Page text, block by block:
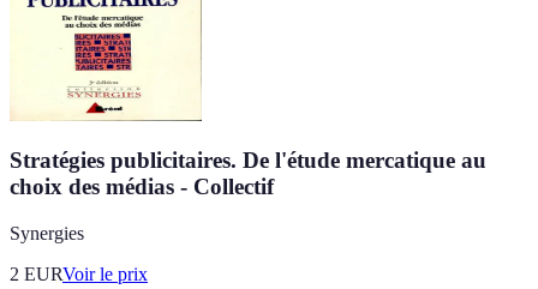
Stratégies publicitaires. De l'étude mercatique au
choix des médias - Collectif
Synergies
2 EURVoir le prix